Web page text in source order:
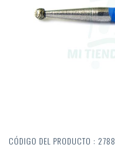
CÓDIGO DEL PRODUCTO : 2788